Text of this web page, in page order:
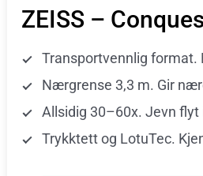
ZEISS –
Transportvennlig format.
Nærgrense 3,3 m. Gir
Allsidig 30–60x. Jevn flyt
Trykktett og LotuTec.